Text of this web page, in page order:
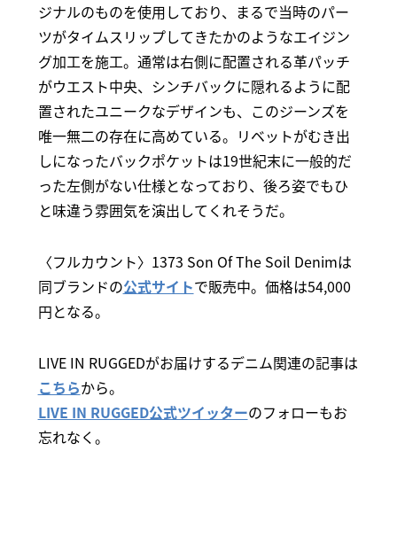
ジナルのものを使用しており、まるで当時のパー
ツがタイムスリップしてきたかのようなエイジン
グ加工を施工。通常は右側に配置される革パッチ
がウエスト中央、シンチバックに隠れるように配
置されたユニークなデザインも、このジーンズを
唯一無二の存在に高めている。リベットがむき出
しになったバックポケットは19世紀末に一般的だ
った左側がない仕様となっており、後ろ姿でもひ
と味違う雰囲気を演出してくれそうだ。
〈フルカウント〉1373 Son Of The Soil Denimは
同ブランドの公式サイトで販売中。価格は54,000
円となる。
LIVE IN RUGGEDがお届けするデニム関連の記事は
こちらから。
LIVE IN RUGGED公式ツイッターのフォローもお
忘れなく。